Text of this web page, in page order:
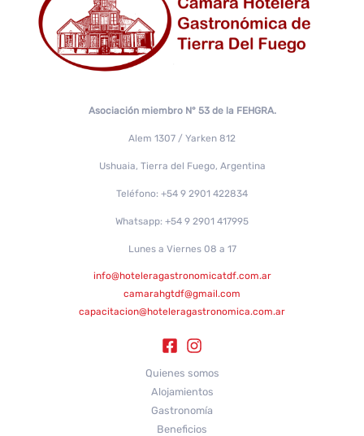
Asociación miembro N° 53 de la FEHGRA.
Alem 1307 / Yarken 812
Ushuaia, Tierra del Fuego, Argentina
Teléfono: +54 9 2901 422834
Whatsapp: +54 9 2901 417995
Lunes a Viernes 08 a 17
info@hoteleragastronomicatdf.com.ar
camarahgtdf@gmail.com
capacitacion@hoteleragastronomica.com.ar
Quienes somos
Alojamientos
Gastronomía
Beneficios